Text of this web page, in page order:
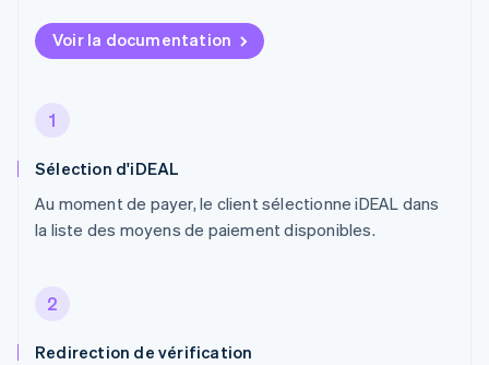
Voir la documentation
1
Sélection d'iDEAL
Au moment de payer, le client sélectionne iDEAL dans
la liste des moyens de paiement disponibles.
2
Redirection de vérification